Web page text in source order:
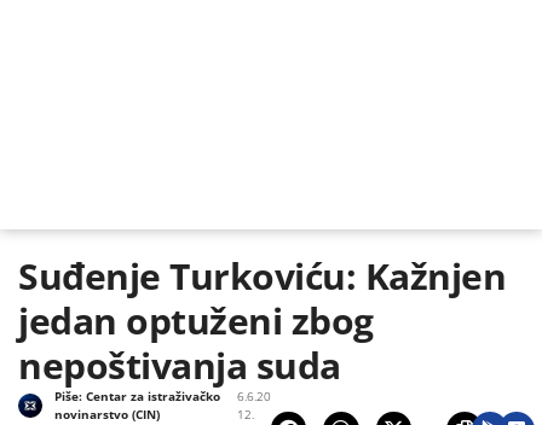
Suđenje Turkoviću: Kažnjen
jedan optuženi zbog
nepoštivanja suda
6.6.20
12.
Piše:Centar za istraživačko
novinarstvo (CIN)